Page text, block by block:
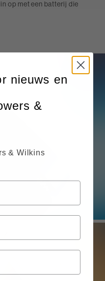
op met een batterij die
nieuws en
&
& Wilkins